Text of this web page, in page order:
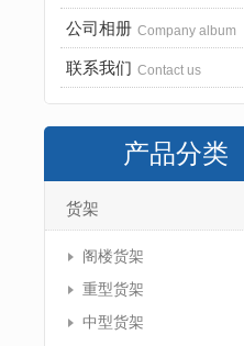
公司相册 Company album
联系我们 Contact us
产品分类
货架
阁楼货架
重型货架
中型货架